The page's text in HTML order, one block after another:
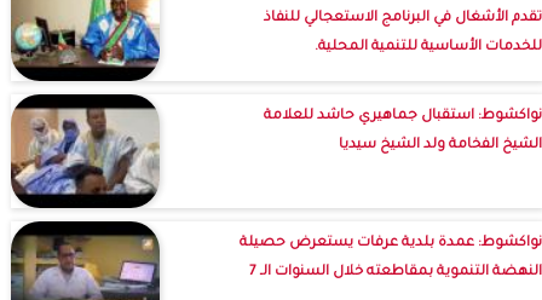
تقدم الأشغال في البرنامج الاستعجالي للنفاذ
للخدمات الأساسية للتنمية المحلية.
نواكشوط: استقبال جماهيري حاشد للعلامة
الشيخ الفخامة ولد الشيخ سيديا
نواكشوط: عمدة بلدية عرفات يستعرض حصيلة
النهضة التنموية بمقاطعته خلال السنوات الـ 7